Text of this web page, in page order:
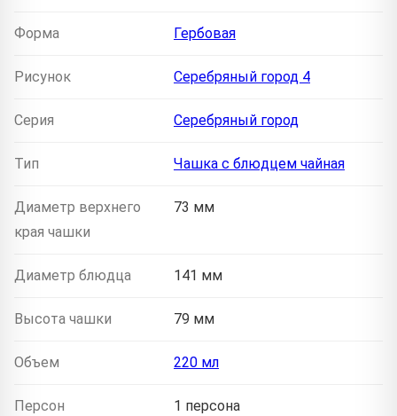
Форма Гербовая
Рисунок Серебряный город 4
Серия Серебряный город
Тип Чашка с блюдцем чайная
Диаметр верхнего
края чашки
73 мм
Диаметр блюдца 141 мм
Высота чашки 79 мм
Объем 220 мл
Персон 1 персона